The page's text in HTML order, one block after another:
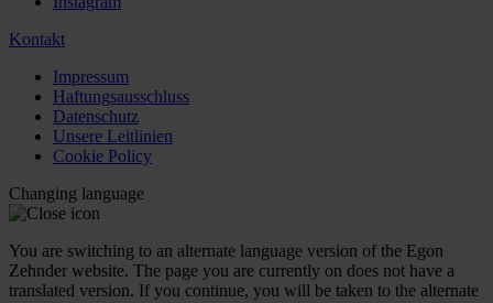
Kontakt
Impressum
Haftungsausschluss
Datenschutz
Unsere Leitlinien
Cookie Policy
Changing language
You are switching to an alternate language version of the Egon
Zehnder website. The page you are currently on does not have a
translated version. If you continue, you will be taken to the alternate